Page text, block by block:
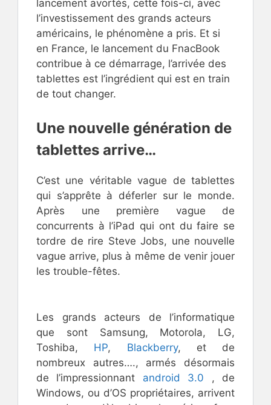
lancement avortés, cette fois-ci, avec
l’investissement des grands acteurs
américains, le phénomène a pris. Et si
en France, le lancement du FnacBook
contribue à ce démarrage, l’arrivée des
tablettes est l’ingrédient qui est en train
de tout changer.
Une nouvelle génération de
tablettes arrive…
C’est une véritable vague de tablettes
qui s’apprête à déferler sur le monde.
Après une première vague de
concurrents à l’iPad qui ont du faire se
tordre de rire Steve Jobs, une nouvelle
vague arrive, plus à même de venir jouer
les trouble-fêtes.
Les grands acteurs de l’informatique
que sont Samsung, Motorola, LG,
Toshiba, HP, Blackberry, et de
nombreux autres…., armés désormais
de l’impressionnant android 3.0 , de
Windows, ou d’OS propriétaires, arrivent